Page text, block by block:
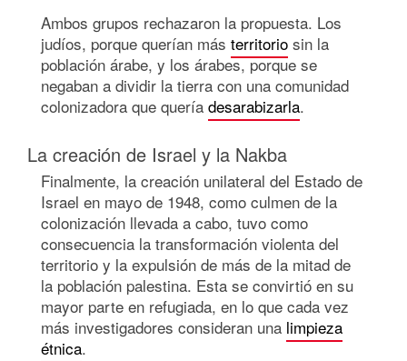
Ambos grupos rechazaron la propuesta. Los
judíos, porque querían más territorio sin la
población árabe, y los árabes, porque se
negaban a dividir la tierra con una comunidad
colonizadora que quería desarabizarla.
La creación de Israel y la Nakba
Finalmente, la creación unilateral del Estado de
Israel en mayo de 1948, como culmen de la
colonización llevada a cabo, tuvo como
consecuencia la transformación violenta del
territorio y la expulsión de más de la mitad de
la población palestina. Esta se convirtió en su
mayor parte en refugiada, en lo que cada vez
más investigadores consideran una limpieza
étnica.